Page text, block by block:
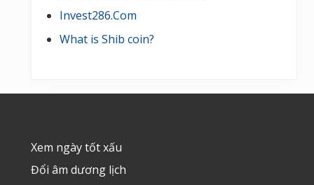
Invest286.Com
What is Shib coin?
Xem ngày tốt xấu
Đổi âm dương lịch